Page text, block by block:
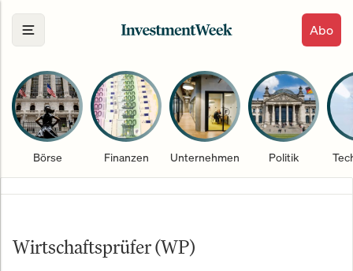
Abo
Börse Finanzen Unternehmen Politik
Wirtschaftsprüfer (WP)